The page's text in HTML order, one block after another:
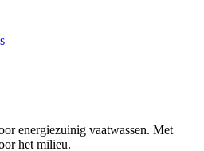
energiezuinig vaatwassen. Met
het milieu.